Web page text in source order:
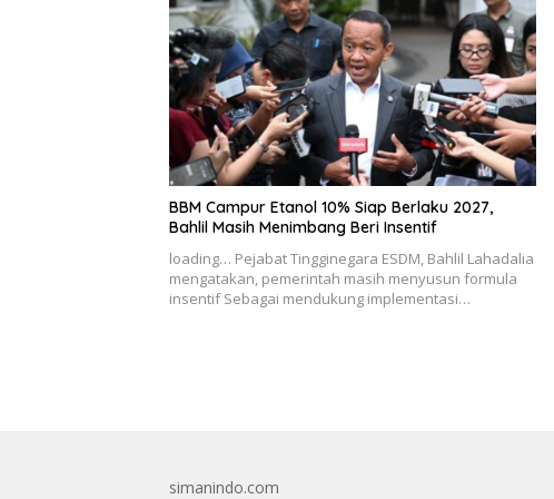
BBM Campur Etanol 10% Siap Berlaku 2027,
Bahlil Masih Menimbang Beri Insentif
loading… Pejabat Tingginegara ESDM, Bahlil Lahadalia
mengatakan, pemerintah masih menyusun formula
insentif Sebagai mendukung implementasi…
simanindo.com